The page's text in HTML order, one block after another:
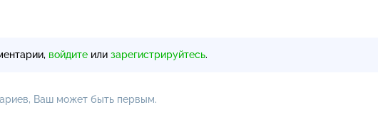
войдите или зарегистрируйтесь.
Ваш может быть первым.